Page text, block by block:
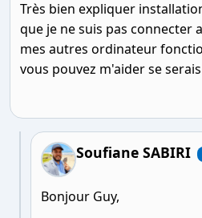
Très bien expliquer
que je ne suis pas connecter
mes autres ordinateur
vous pouvez m'aider se
Soufiane SABIRI
Bonjour Guy,